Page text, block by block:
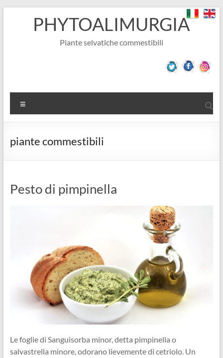
contenutoPHYTOALIMURGIA
Piante selvatiche commestibili
piante commestibili
Pesto di pimpinella
Le foglie di Sanguisorba minor, detta pimpinella o
salvastrella minore, odorano lievemente di cetriolo. Un